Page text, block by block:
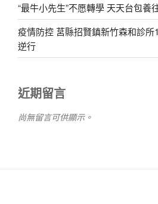
“最牛小先生”不愿轉學 天天台包養
疫情防控 莒縣招賢鎮新竹森和診所
逆行
近期留言
尚無留言可供顯示。